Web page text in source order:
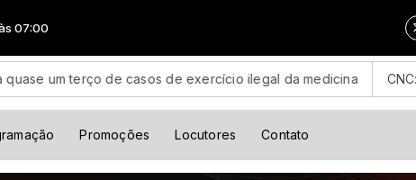
de casos de exercício ilegal da medicina CNC:
Promoções Locutores Contato